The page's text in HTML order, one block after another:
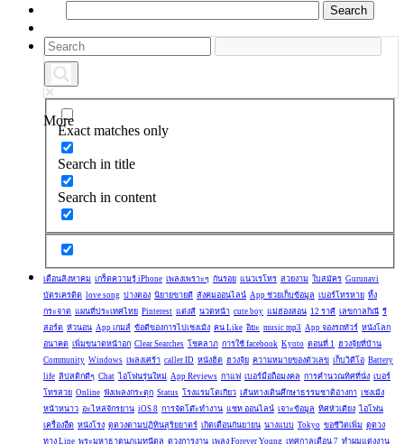
More
Exact matches only
Search in title
Search in content
เดือนสิงหาคม เกร็ดความรู้ iPhone เพลงเพราะๆ กันรอย แนวเรโทร สวยงาม ใบสมัคร Gurunavi
บัตรเครดิต love song ปางตอง นิยายขายดี สังคมออนไลน์ App ช่วยเก็บข้อมูล เบอร์โทรหาย ทิ้ง
กระจาด แผนที่ประเทศไทย Pinterest แต่งสี นวดหน้า cute boy แม่ฮ่องสอน 12 ราศี เลขกาลกิณี รี
สอร์ต หัวนอน App เกมส์ ข้อดีของการไปเชงเม้ง คน Like อิยะ music mp3 App จองรถทัวร์ หนังโลก
อนาคต เพิ่มขนาดหน้าอก Clear Searches โชคลาภ การใช้ facebook Kyoto ตอนที่ 1
ฮวงจุ้ยที่บ้าน
Community Windows เพลงเศร้า caller ID หนังฮิต ฮวงจุ้ย ความหมายของตัวเลข เก็บวิดีโอ Battery
life ลิปสติกดีๆ Chat ไอโฟนรุ่นใหม่ App Reviews กาแฟ เบอร์มือถือมงคล การคำนวณทิศที่นั่ง เบอร์
โทรสวย Online ฟังเพลงกระตุก Status โรงแรมโตเกียว เส้นทางเดินศึกษาธรรมชาติอ่างกา เชงเม้ง
หน้าหนาว อะไหล่จักรยาน iOS 8 การจัดโต๊ะทำงาน แชท ออนไลน์ เจาะข้อมูล ทิศหัวเตียง ไอโฟน
เครื่องอืด หนังโรง ดูดวงตามปฏิทินสุริยยาตร์ เกิดเดือนกันยายน นางแบบ Tokyo ขอชีวิตเพิ่ม ดูดวง
ทาง Line พระมหาธาตุนภเมทนีดล ดวงการงาน เพลง Forever Young เทศกาลเดือน 7 ทำผมแต่งงาน